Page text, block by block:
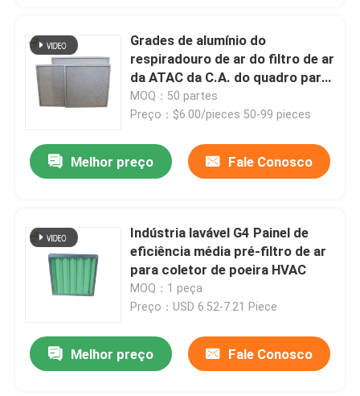
Grades de alumínio do
respiradouro de ar do filtro de ar
da ATAC da C.A. do quadro para
a unidade de AHU
MOQ：50 partes
Preço：$6.00/pieces 50-99 pieces
Melhor preço Fale Conosco
Indústria lavável G4 Painel de
eficiência média pré-filtro de ar
para coletor de poeira HVAC
MOQ：1 peça
Preço：USD 6.52-7.21 Piece
Melhor preço Fale Conosco